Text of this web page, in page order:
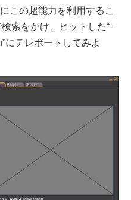
この超能力を利用するこ
索をかけ、ヒットした“-
にテレポートしてみよ